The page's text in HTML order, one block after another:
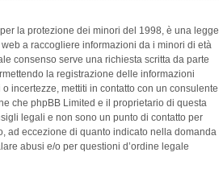
la protezione dei minori del 1998, è una legge
a raccogliere informazioni da i minori di età
consenso serve una richiesta scritta da parte
la registrazione delle informazioni
incertezze, mettiti in contatto con un consulente
che phpBB Limited e il proprietario di questa
legali e non sono un punto di contatto per
ad eccezione di quanto indicato nella domanda
abusi e/o per questioni d’ordine legale